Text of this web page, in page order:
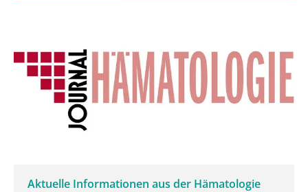
Lebensstiländerungen vermeidbar.
Aktuelle Informationen aus der Hämatologie